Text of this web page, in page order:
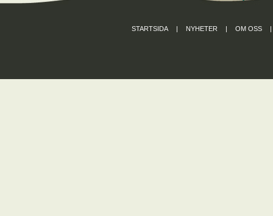
STARTSIDA | NYHETER | OM OSS |